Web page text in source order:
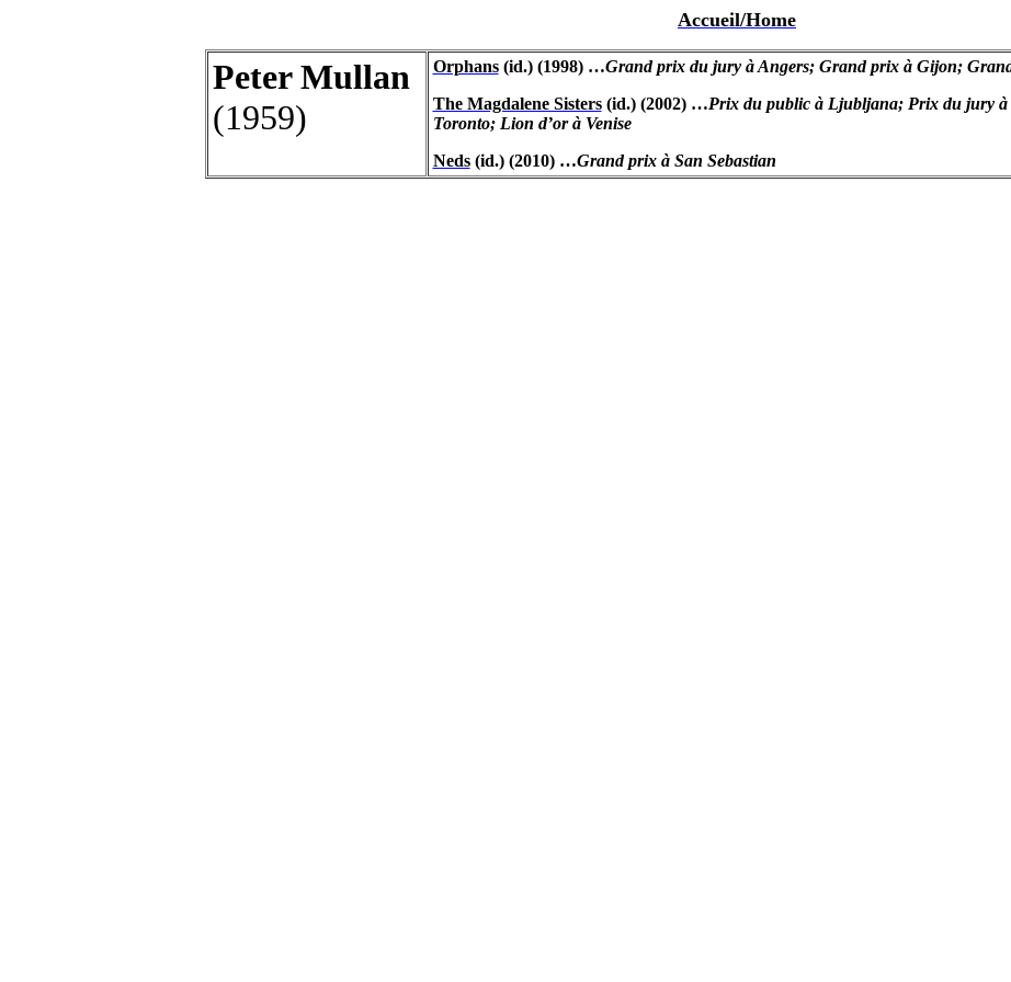
Accueil/Home
Peter Mullan
(1959)
Orphans(id.) (1998) …Grand prix du jury àAngers; Grand prix à Gijon;
The Magdalene Sisters(id.) (2002) …Prix du public à Ljubljana; Prix du jury à
Toronto; Lion d’or à Venise
Neds(id.) (2010) …Grand prix à San Sebastian